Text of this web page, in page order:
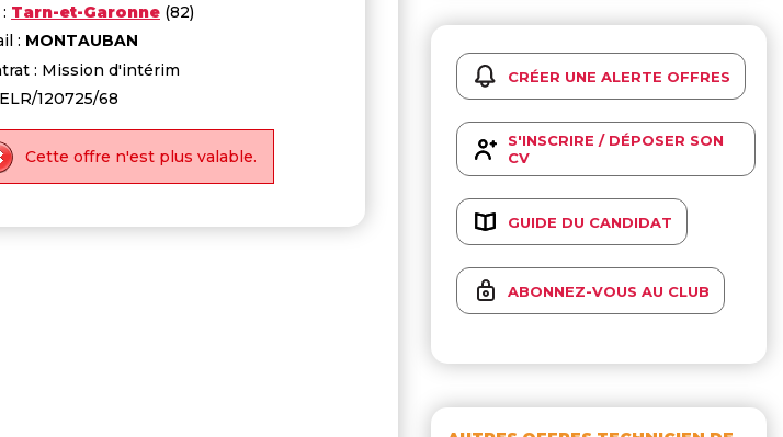
Tarn-et-Garonne (82)
: MONTAUBAN
: Mission d'intérim
120725/68
Cette offre n'est plus valable.
CRÉER UNE ALERTE OFFRES
S'INSCRIRE / DÉPOSER SON
CV
GUIDE DU CANDIDAT
ABONNEZ-VOUS AU CLUB